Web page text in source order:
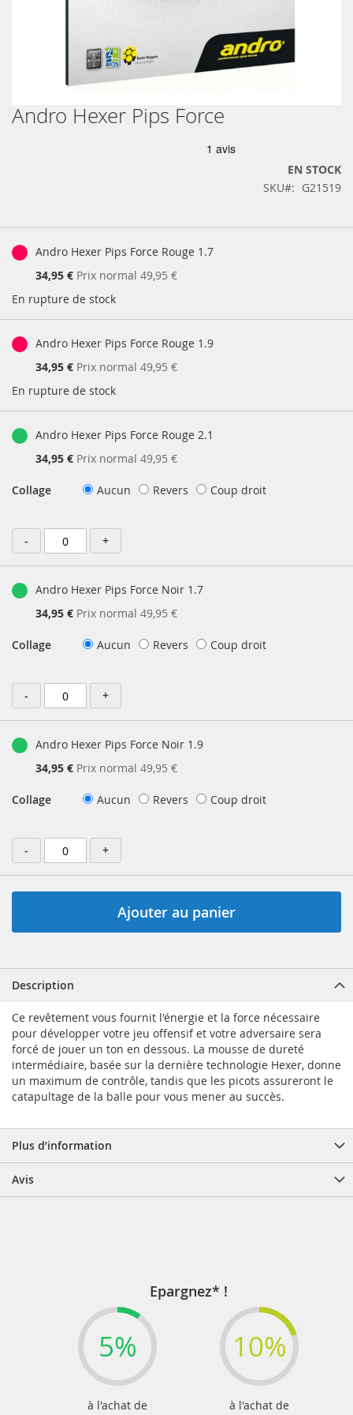
Skip
toAndro Hexer Pips Force
EN STOCK
SKU
G21519
groupésAndro Hexer Pips Force Rouge 1.7
Prix
34,95 € Prix normal 49,95 €
En rupture de stock
Andro Hexer Pips Force Rouge 1.9
Prix
34,95 € Prix normal 49,95 €
En rupture de stock
Andro Hexer Pips Force Rouge 2.1
Prix
34,95 € Prix normal 49,95 €
Collage Aucun Revers Coup droit
- +
Andro Hexer Pips Force Noir 1.7
Prix
34,95 € Prix normal 49,95 €
Collage Aucun Revers Coup droit
- +
Andro Hexer Pips Force Noir 1.9
Prix
34,95 € Prix normal 49,95 €
Collage Aucun Revers Coup droit
- +
Ajouter au panier
Description
Ce revêtement vous fournit l'énergie et la force nécessaire
pour développer votre jeu offensif et votre adversaire sera
forcé de jouer un ton en dessous. La mousse de dureté
intermédiaire, basée sur la dernière technologie Hexer, donne
un maximum de contrôle, tandis que les picots assureront le
catapultage de la balle pour vous mener au succès.
Plus d’information
Avis
Epargnez* !
5%
à l'achat de
10%
à l'achat de